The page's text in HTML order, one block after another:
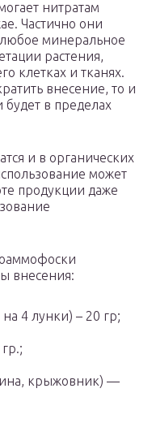
нитратам
Частично они
любое минеральное
растения,
клетках и тканях.
внесение, то и
в пределах
и в органических
может
продукции даже
внесения:
4 лунки) – 20 гр;
крыжовник) —